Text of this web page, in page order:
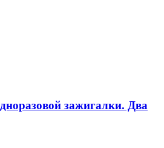
зажигалки. Два